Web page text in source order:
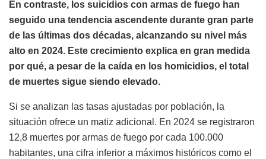
En contraste, los suicidios con armas de fuego han
seguido una tendencia ascendente durante gran parte
de las últimas dos décadas, alcanzando su nivel más
alto en 2024. Este crecimiento explica en gran medida
por qué, a pesar de la caída en los homicidios, el total
de muertes sigue siendo elevado.
Si se analizan las tasas ajustadas por población, la
situación ofrece un matiz adicional. En 2024 se registraron
12,8 muertes por armas de fuego por cada 100.000
habitantes, una cifra inferior a máximos históricos como el